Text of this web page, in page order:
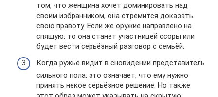
том, что женщина хочет доминировать над
своим избранником, она стремится доказать
свою правоту. Если же оружие направлено на
спящую, то она станет участницей ссоры или
будет вести серьёзный разговор с семьёй.
Когда ружьё видит в сновидении представитель
сильного пола, это означает, что ему нужно
принять некое серьёзное решение. Но также